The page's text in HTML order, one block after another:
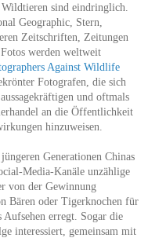
sind eindringlich.
Geographic, Stern,
Zeitschriften, Zeitungen
werden weltweit
Against Wildlife
Fotografen, die sich
und oftmals
an die Öffentlichkeit
hinzuweisen.
Generationen Chinas
Media-Kanäle unzählige
von der Gewinnung
Bären oder Tigerknochen für
erregt. Sogar die
interessiert, gemeinsam mit